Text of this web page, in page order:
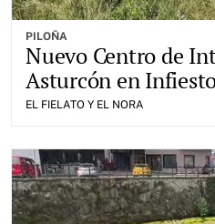
PILOÑA
Nuevo Centro de
Asturcón en
EL FIELATO Y EL NORA